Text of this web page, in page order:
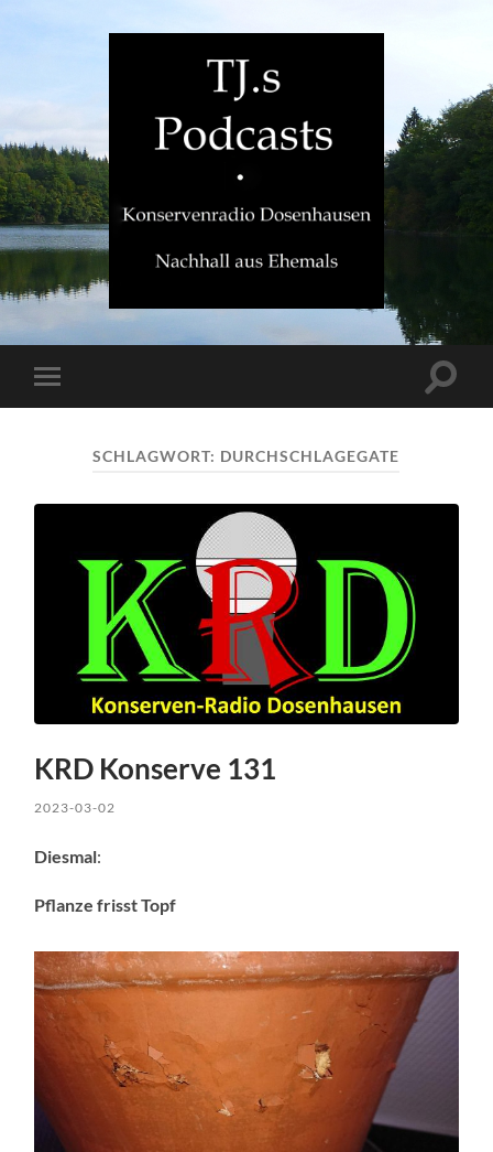
TJ.s
Mobile-
Menü
SCHLAGWORT: DURCHSCHLAGEGATE
KRD Konserve 131
2023-03-02
Diesmal:
Pflanze frisst Topf